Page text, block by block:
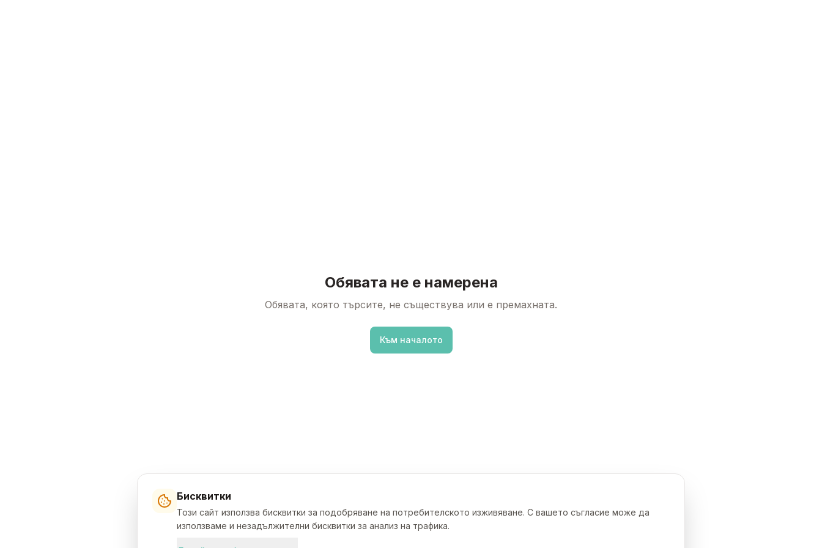
Обявата не е намерена
Обявата, която търсите, не съществува или е премахната.
Към началото
Бисквитки
Този сайт използва бисквитки за подобряване на потребителското изживяване. С вашето съгласие може да
използваме и незадължителни бисквитки за анализ на трафика.